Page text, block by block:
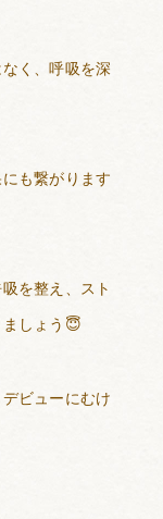
く、呼吸を深
も繋がります
を整え、スト
しょう 😇
ビューにむけ